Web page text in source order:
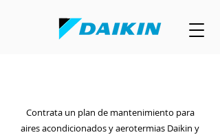
Contrata un plan de mantenimiento para
aires acondicionados y aerotermias Daikin y